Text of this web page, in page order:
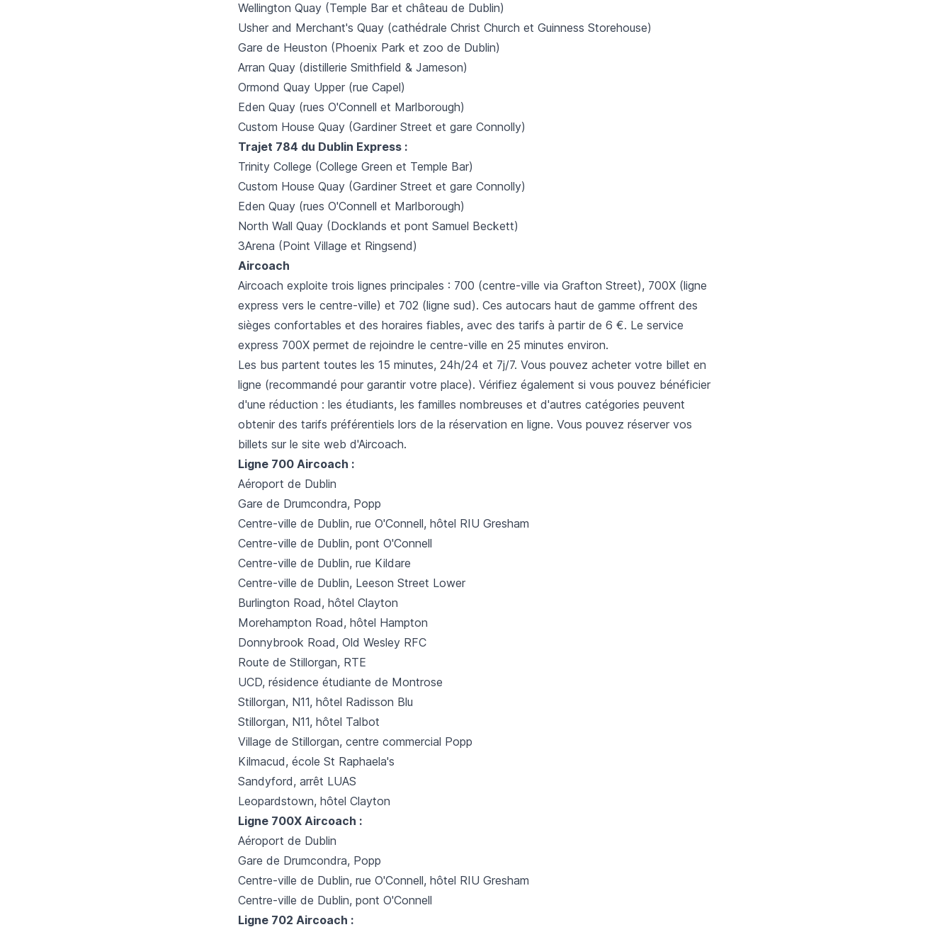
Wellington Quay (Temple Bar et château de Dublin)
Usher and Merchant's Quay (cathédrale Christ Church et Guinness Storehouse)
Gare de Heuston (Phoenix Park et zoo de Dublin)
Arran Quay (distillerie Smithfield & Jameson)
Ormond Quay Upper (rue Capel)
Eden Quay (rues O'Connell et Marlborough)
Custom House Quay (Gardiner Street et gare Connolly)
Trajet 784 du Dublin Express :
Trinity College (College Green et Temple Bar)
Custom House Quay (Gardiner Street et gare Connolly)
Eden Quay (rues O'Connell et Marlborough)
North Wall Quay (Docklands et pont Samuel Beckett)
3Arena (Point Village et Ringsend)
Aircoach
Aircoach exploite trois lignes principales : 700 (centre-ville via Grafton Street), 700X (ligne
express vers le centre-ville) et 702 (ligne sud). Ces autocars haut de gamme offrent des
sièges confortables et des horaires fiables, avec des tarifs à partir de 6 €. Le service
express 700X permet de rejoindre le centre-ville en 25 minutes environ.
Les bus partent toutes les 15 minutes, 24h/24 et 7j/7. Vous pouvez acheter votre billet en
ligne (recommandé pour garantir votre place). Vérifiez également si vous pouvez bénéficier
d'une réduction : les étudiants, les familles nombreuses et d'autres catégories peuvent
obtenir des tarifs préférentiels lors de la réservation en ligne. Vous pouvez réserver vos
billets sur le site web d'Aircoach.
Ligne 700 Aircoach :
Aéroport de Dublin
Gare de Drumcondra, Popp
Centre-ville de Dublin, rue O'Connell, hôtel RIU Gresham
Centre-ville de Dublin, pont O'Connell
Centre-ville de Dublin, rue Kildare
Centre-ville de Dublin, Leeson Street Lower
Burlington Road, hôtel Clayton
Morehampton Road, hôtel Hampton
Donnybrook Road, Old Wesley RFC
Route de Stillorgan, RTE
UCD, résidence étudiante de Montrose
Stillorgan, N11, hôtel Radisson Blu
Stillorgan, N11, hôtel Talbot
Village de Stillorgan, centre commercial Popp
Kilmacud, école St Raphaela's
Sandyford, arrêt LUAS
Leopardstown, hôtel Clayton
Ligne 700X Aircoach :
Aéroport de Dublin
Gare de Drumcondra, Popp
Centre-ville de Dublin, rue O'Connell, hôtel RIU Gresham
Centre-ville de Dublin, pont O'Connell
Ligne 702 Aircoach :